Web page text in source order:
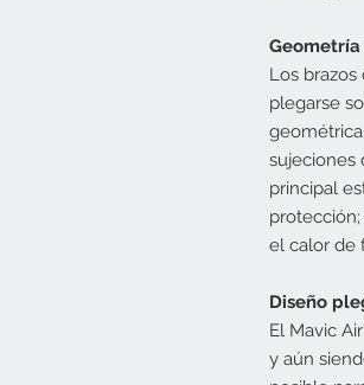
Los
plegarse
sujeciones
principal
el calor de
Diseño
El Mavic
y aún